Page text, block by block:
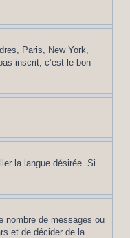
Paris, New York,
inscrit, c’est le bon
la langue désirée. Si
nombre de messages ou
et de décider de la